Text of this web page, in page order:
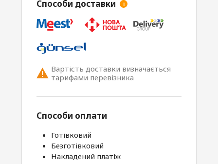
Способи доставки i
Вартість доставки визначається
тарифами перевізника
Способи оплати
Готівковий
Безготівковий
Накладений платіж